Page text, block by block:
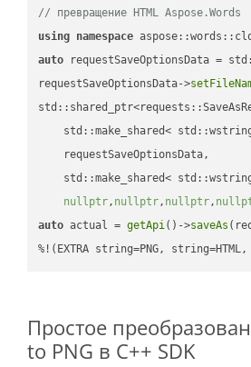
// превращение HTML Aspose.Words
using namespace
auto requestSaveOptionsData =
requestSaveOptionsData->
std::make_shared<
    requestSaveOptionsData,
std::make_shared<
nullptr, nullptr, nullptr,
auto actual = getApi()->saveAs
%!(EXTRA string=PNG,
Простое
to PNG в C++ SDK